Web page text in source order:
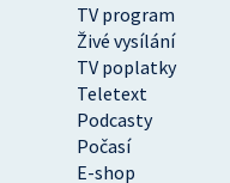
TV program
Živé vysílání
TV poplatky
Teletext
Podcasty
Počasí
E-shop